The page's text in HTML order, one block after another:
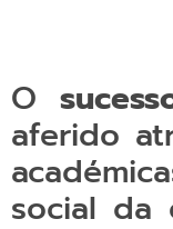
O
aferido
social da